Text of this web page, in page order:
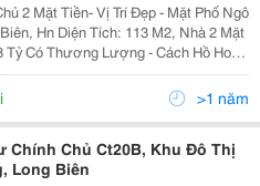
2 Mặt Tiền- Vị Trí Đẹp - Mặt Phố Ngô
Hn Diện Tích: 113 M2, Nhà 2 Mặt
Tỷ Có Thương Lượng - Cách Hồ Hoàn
Tttm, Trường Học....
>1 năm
Chính Chủ Ct20B, Khu Đô Thị
Long Biên